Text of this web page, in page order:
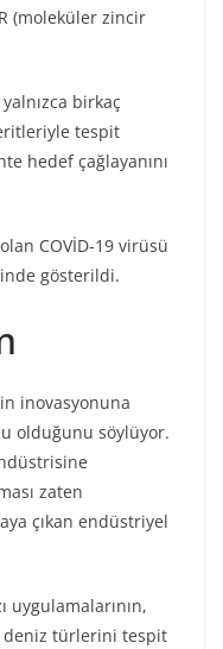
(moleküler zincir
birkaç
tespit
hedef çağlayanını
COVİD-19 virüsü
gösterildi.
inovasyonuna
olduğunu söylüyor.
zaten
çıkan endüstriyel
uygulamalarının,
deniz türlerini tespit